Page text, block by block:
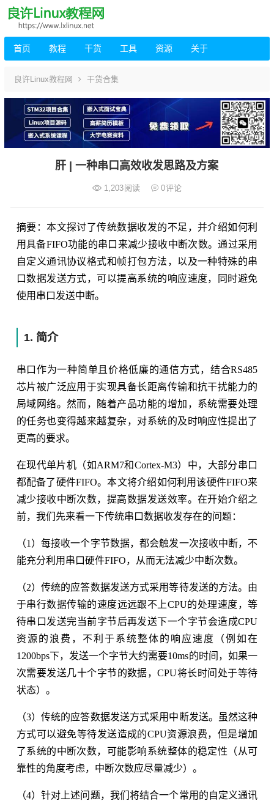
首页 教程 干货 工具 资源 关于
良许Linux教程网 干货合集
肝 | 一种串口高效收发思路及方案
1,203阅读 0评论
摘要：本文探讨了传统数据收发的不足，并介绍如何利
用具备FIFO功能的串口来减少接收中断次数。通过采用
自定义通讯协议格式和帧打包方法，以及一种特殊的串
口数据发送方式，可以提高系统的响应速度，同时避免
使用串口发送中断。
1. 简介
串口作为一种简单且价格低廉的通信方式，结合RS485
芯片被广泛应用于实现具备长距离传输和抗干扰能力的
局域网络。然而，随着产品功能的增加，系统需要处理
的任务也变得越来越复杂，对系统的及时响应性提出了
更高的要求。
在现代单片机（如ARM7和Cortex-M3）中，大部分串口
都配备了硬件FIFO。本文将介绍如何利用该硬件FIFO来
减少接收中断次数，提高数据发送效率。在开始介绍之
前，我们先来看一下传统串口数据收发存在的问题：
（1）每接收一个字节数据，都会触发一次接收中断，不
能充分利用串口硬件FIFO，从而无法减少中断次数。
（2）传统的应答数据发送方式采用等待发送的方法。由
于串行数据传输的速度远远跟不上CPU的处理速度，等
待串口发送完当前字节后再发送下一个字节会造成CPU
资源的浪费，不利于系统整体的响应速度（例如在
1200bps下，发送一个字节大约需要10ms的时间，如果一
次需要发送几十个字节的数据，CPU将长时间处于等待
状态）。
（3）传统的应答数据发送方式采用中断发送。虽然这种
方式可以避免等待发送造成的CPU资源浪费，但是增加
了系统的中断次数，可能影响系统整体的稳定性（从可
靠性的角度考虑，中断次数应尽量减少）。
（4）针对上述问题，我们将结合一个常用的自定义通讯